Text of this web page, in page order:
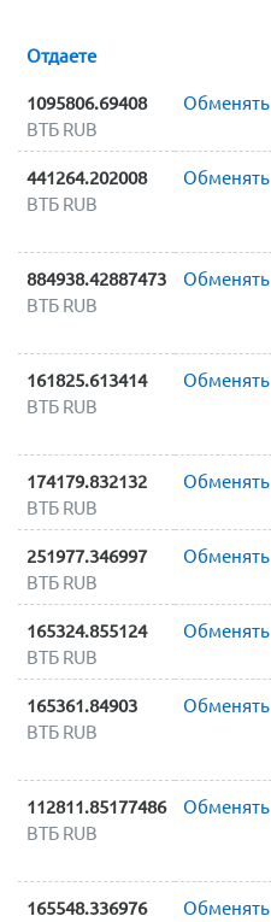
Отдаете
1095806.69408
ВТБ RUB
Обменять
441264.202008
ВТБ RUB
Обменять
884938.42887473
ВТБ RUB
Обменять
161825.613414
ВТБ RUB
Обменять
174179.832132
ВТБ RUB
Обменять
251977.346997
ВТБ RUB
Обменять
165324.855124
ВТБ RUB
Обменять
165361.84903
ВТБ RUB
Обменять
112811.85177486
ВТБ RUB
Обменять
165548.336976
Обменять